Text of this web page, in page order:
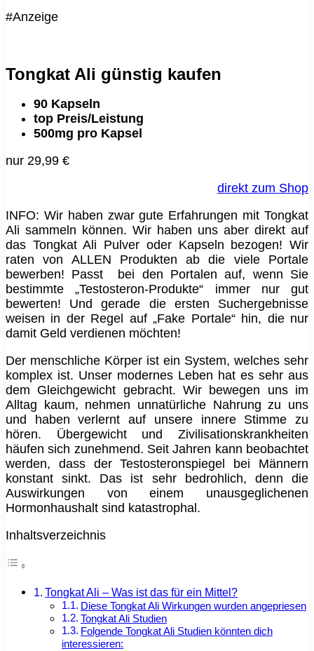
#Anzeige
Tongkat Ali günstig kaufen
90 Kapseln
top Preis/Leistung
500mg pro Kapsel
nur 29,99 €
direkt zum Shop
INFO: Wir haben zwar gute Erfahrungen mit Tongkat
Ali sammeln können. Wir haben uns aber direkt auf
das Tongkat Ali Pulver oder Kapseln bezogen! Wir
raten von ALLEN Produkten ab die viele Portale
bewerben! Passt bei den Portalen auf, wenn Sie
bestimmte „Testosteron-Produkte“ immer nur gut
bewerten! Und gerade die ersten Suchergebnisse
weisen in der Regel auf „Fake Portale“ hin, die nur
damit Geld verdienen möchten!
Der menschliche Körper ist ein System, welches sehr
komplex ist. Unser modernes Leben hat es sehr aus
dem Gleichgewicht gebracht. Wir bewegen uns im
Alltag kaum, nehmen unnatürliche Nahrung zu uns
und haben verlernt auf unsere innere Stimme zu
hören. Übergewicht und Zivilisationskrankheiten
häufen sich zunehmend. Seit Jahren kann beobachtet
werden, dass der Testosteronspiegel bei Männern
konstant sinkt. Das ist sehr bedrohlich, denn die
Auswirkungen von einem unausgeglichenen
Hormonhaushalt sind katastrophal.
Inhaltsverzeichnis
Tongkat Ali – Was ist das für ein Mittel?
Diese Tongkat Ali Wirkungen wurden angepriesen
Tongkat Ali Studien
Folgende Tongkat Ali Studien könnten dich
interessieren: